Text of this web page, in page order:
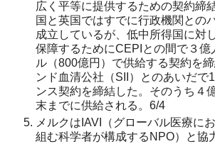
広く平等に提供するための契約締
国と英国ではすでに行政機関との
成立しているが、低中所得国に対
保障するためにCEPIとの間で３億
ル（800億円）で供給する契約を
ンド血清公社（SII）とのあいだで
ンス契約を締結した。そのうち４
末までに供給される。6/4
メルクはIAVI（グローバル医療に
組む科学者が構成するNPO）と協